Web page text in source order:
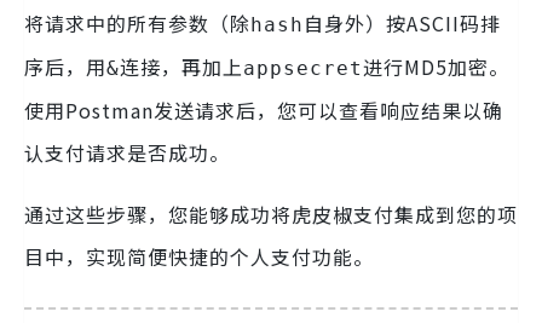
将请求中的所有参数（除 hash 自身外）按ASCII码排
序后，用&连接，再加上appsecret进行MD5加密。
使用Postman发送请求后，您可以查看响应结果以确
认支付请求是否成功。
通过这些步骤，您能够成功将虎皮椒支付集成到您的项
目中，实现简便快捷的个人支付功能。